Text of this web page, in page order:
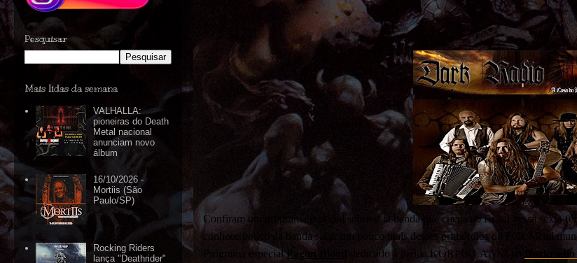
Confiram um programa especial sobre esta banda que chega ao Brasil nessa sexta-
conhece pouco da banda sacar um pouco mais desses primórdios do Folk Metal
Programa especialPagan Blood dedicado à banda KORPIKLAANI na
Pesquisar
Mais lidas da semana
VALHALLA:
pioneiras do Death
Metal nacional
anunciam novo
álbum
16/10/2026 -
Mortiis (São
Paulo/SP)
Rocking Riders
lança "Deathrider"